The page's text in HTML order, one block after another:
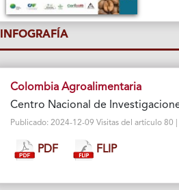
INFOGRAFÍA
Colombia Agroalimentaria
Centro Nacional de
Publicado: 2024-12-09 Visitas del artículo 80 |
PDF FLIP